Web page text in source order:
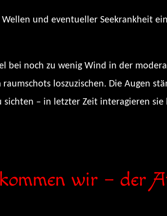
und eventueller Seekrankheit
bei noch zu wenig Wind in der
loszuzischen. Die Augen
sichten – in letzter Zeit interagieren
wir – der